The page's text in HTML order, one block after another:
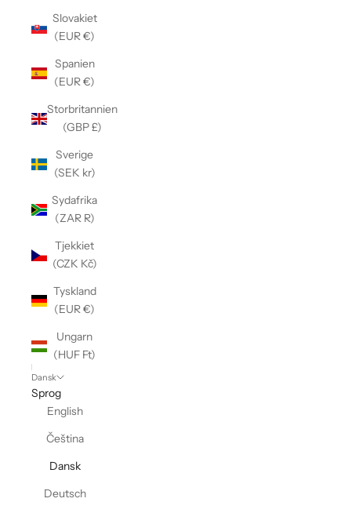
Slovakiet
(EUR €)
Spanien
(EUR €)
Storbritannien
(GBP £)
Sverige
(SEK kr)
Sydafrika
(ZAR R)
Tjekkiet
(CZK Kč)
Tyskland
(EUR €)
Ungarn
(HUF Ft)
Dansk
Sprog
English
Čeština
Dansk
Deutsch